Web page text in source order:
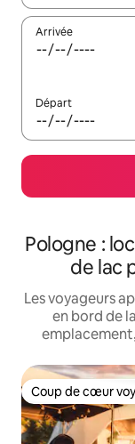
Arrivée
Départ
Pologne :
de lac
Les voyageurs
en bord de
Coup de cœur
Coup de cœur